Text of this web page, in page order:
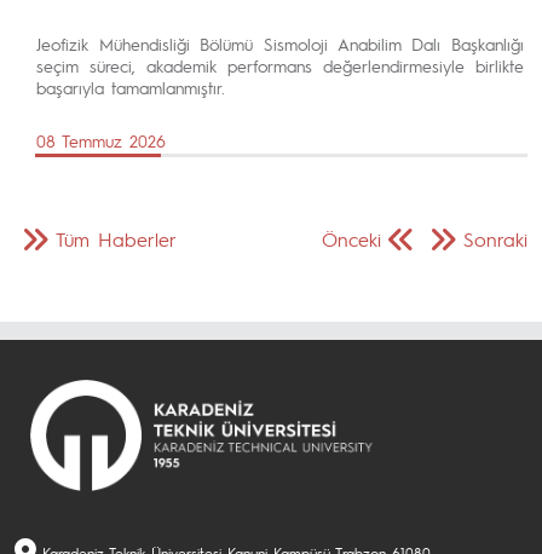
Jeofizik Mühendisliği Bölümü Sismoloji Anabilim Dalı Başkanlığı
seçim süreci, akademik performans değerlendirmesiyle birlikte
başarıyla tamamlanmıştır.
08 Temmuz 2026
Önceki Sonraki
Tüm Haberler